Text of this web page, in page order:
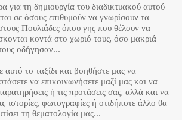
για τη δημιουργία του διαδικτυακού αυτού
σε όσους επιθυμούν να γνωρίσουν τα
Πουλιάδες όπου γης που θέλουν να
κοντά στο χωριό τους, όσο μακριά
οδήγησαν…
το ταξίδι και βοηθήστε μας να
να επικοινωνήσετε μαζί μας και να
ή τις προτάσεις σας, αλλά και να
ιστορίες, φωτογραφίες ή οτιδήποτε άλλο θα
τη θεματολογία μας…